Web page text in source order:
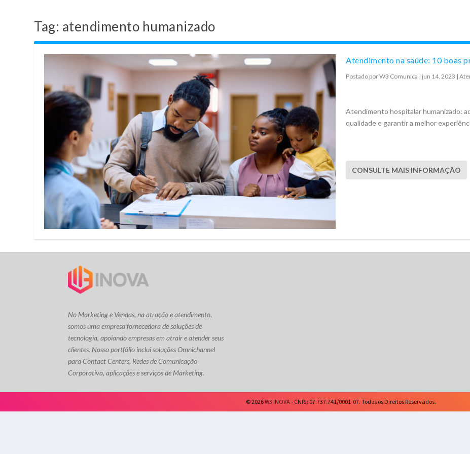
Tag: atendimento humanizado
Atendimento na saúde: 10 boas
Postado porW3 Comunica | jun 14, 2023 |
Atendimento hospitalar humanizado:
qualidade e garantir a melhor
CONSULTE MAIS INFORMAÇÃO
No Marketing e Vendas, na atração e atendimento,
somos uma empresa fornecedora de soluções de
tecnologia, apoiando empresas em atrair e atender seus
clientes. Nosso portfólio inclui soluções Omnichannel
para Contact Centers, Redes de Comunicação
Corporativa, aplicações e serviços de Marketing.
© 2026W3 INOVA- CNPJ: 07.737.741/0001-07. Todos os Direitos Reservados.